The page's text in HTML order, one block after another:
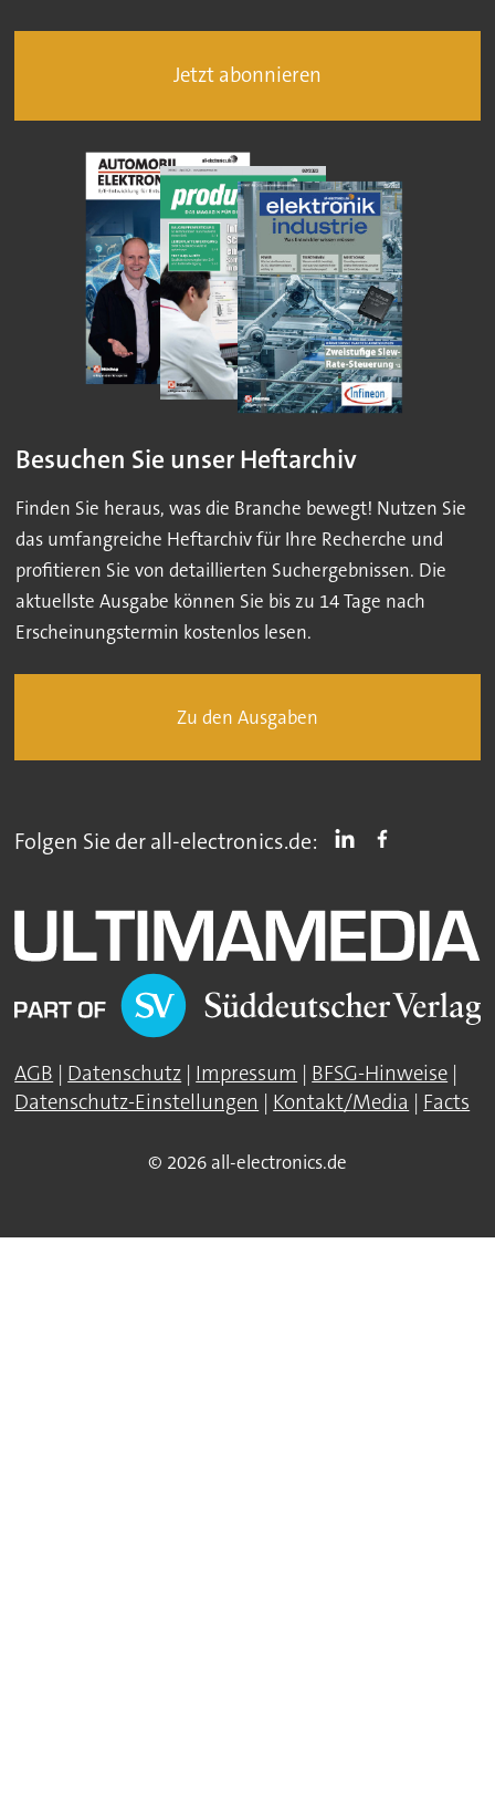
Jetzt abonnieren
Besuchen Sie unser Heftarchiv
Finden Sie heraus, was die Branche bewegt! Nutzen Sie
das umfangreiche Heftarchiv für Ihre Recherche und
profitieren Sie von detaillierten Suchergebnissen. Die
aktuellste Ausgabe können Sie bis zu 14 Tage nach
Erscheinungstermin kostenlos lesen.
Zu den Ausgaben
Folgen Sie der all-electronics.de:
AGB | Datenschutz | Impressum | BFSG-Hinweise |
Datenschutz-Einstellungen | Kontakt/Media | Facts
© 2026 all-electronics.de